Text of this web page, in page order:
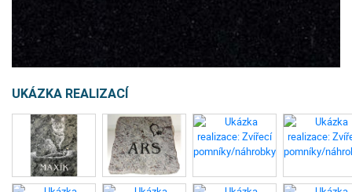
UKÁZKA REALIZACÍ